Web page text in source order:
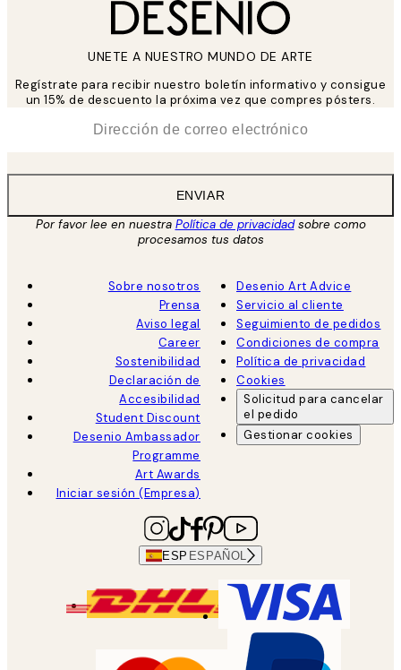
UNETE A NUESTRO MUNDO DE ARTE
Regístrate para recibir nuestro boletín informativo y consigue
un 15% de descuento la próxima vez que compres pósters.
ENVIAR
Por favor lee en nuestra Política de privacidadsobre como
procesamos tus datos
Sobre nosotros
Prensa
Aviso legal
Career
Sostenibilidad
Declaración de
Accesibilidad
Student Discount
Desenio Ambassador
Programme
Art Awards
Iniciar sesión (Empresa)
Desenio Art Advice
Servicio al cliente
Seguimiento de pedidos
Condiciones de compra
Política de privacidad
Cookies
Solicitud para cancelar
el pedido
Gestionar cookies
ESP ESPAÑOL